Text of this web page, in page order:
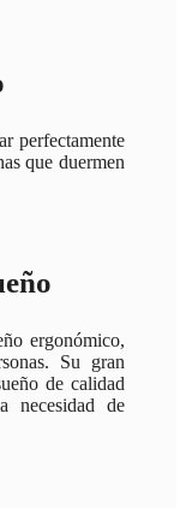
perfectamente
que duermen
ergonómico,
Su gran
de calidad
necesidad de